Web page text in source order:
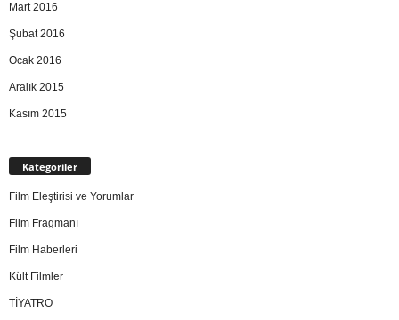
Mart 2016
Şubat 2016
Ocak 2016
Aralık 2015
Kasım 2015
Kategoriler
Film Eleştirisi ve Yorumlar
Film Fragmanı
Film Haberleri
Kült Filmler
TİYATRO